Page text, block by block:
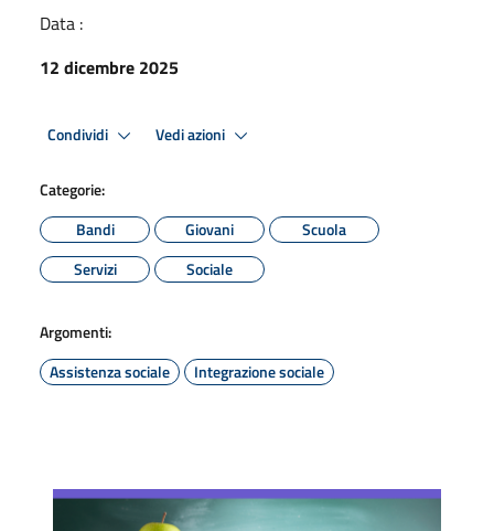
Data :
12 dicembre 2025
Condividi Vedi azioni
Categorie:
Bandi
Giovani
Scuola
Servizi
Sociale
Argomenti:
Assistenza sociale
Integrazione sociale